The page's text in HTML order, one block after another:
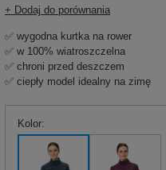
+ Dodaj do porównania
✅ wygodna kurtka na rower
✅ w 100% wiatroszczelna
✅ chroni przed deszczem
✅ ciepły model idealny na zimę
Kolor